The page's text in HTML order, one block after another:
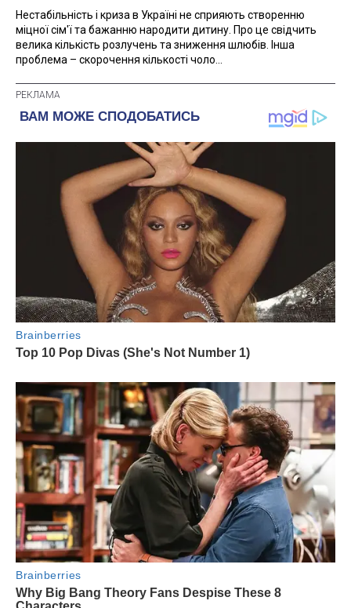
Нестабільність і криза в Україні не сприяють створенню
міцної сім'ї та бажанню народити дитину. Про це свідчить
велика кількість розлучень та зниження шлюбів. Інша
проблема – скорочення кількості чоло...